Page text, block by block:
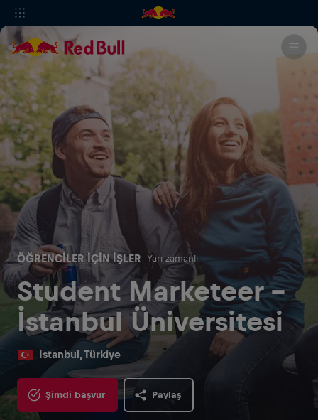
ÖĞRENCILER IÇIN İŞLER Yarı zamanlı
Student Marketeer -
İstanbul Üniversitesi
Istanbul, Türkiye
Şimdi başvur Paylaş